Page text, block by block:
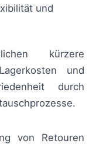
und
kürzere
und
durch
von Retouren